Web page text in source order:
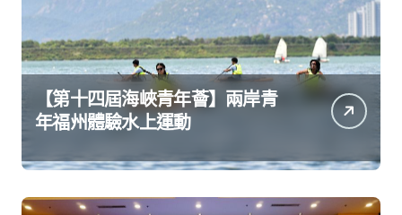
【第十四屆海峽青年薈】兩岸青
年福州體驗水上運動